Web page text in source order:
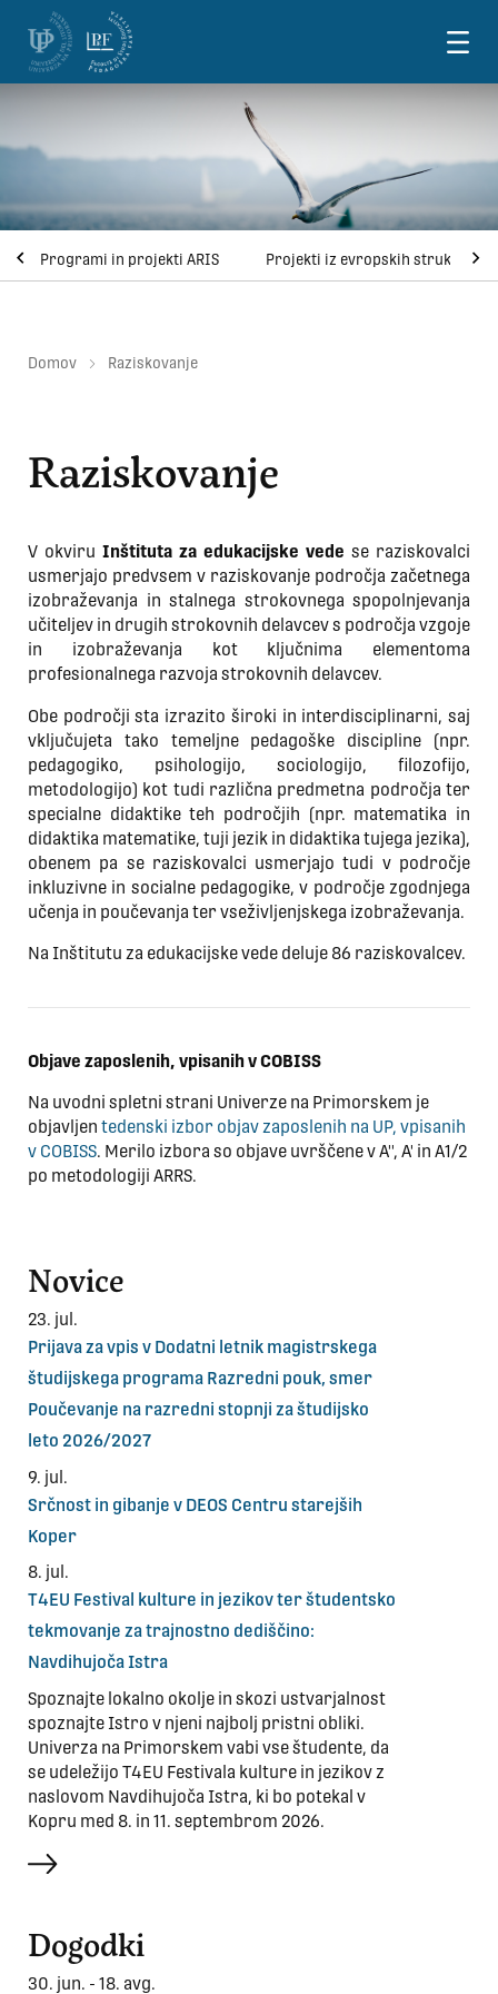
Skoči na vsebino
Programi in projekti ARIS Projekti iz evropskih strukturnih
Domov Raziskovanje
Raziskovanje
V okviru Inštituta za edukacijske vede se raziskovalci
usmerjajo predvsem v raziskovanje področja začetnega
izobraževanja in stalnega strokovnega spopolnjevanja
učiteljev in drugih strokovnih delavcev s področja vzgoje
in izobraževanja kot ključnima elementoma
profesionalnega razvoja strokovnih delavcev.
Obe področji sta izrazito široki in interdisciplinarni, saj
vključujeta tako temeljne pedagoške discipline (npr.
pedagogiko, psihologijo, sociologijo, filozofijo,
metodologijo) kot tudi različna predmetna področja ter
specialne didaktike teh področjih (npr. matematika in
didaktika matematike, tuji jezik in didaktika tujega jezika),
obenem pa se raziskovalci usmerjajo tudi v področje
inkluzivne in socialne pedagogike, v področje zgodnjega
učenja in poučevanja ter vseživljenjskega izobraževanja.
Na Inštitutu za edukacijske vede deluje 86 raziskovalcev.
Objave zaposlenih, vpisanih v COBISS
Na uvodni spletni strani Univerze na Primorskem je
objavljen tedenski izbor objav zaposlenih na UP, vpisanih
v COBISS. Merilo izbora so objave uvrščene v A'', A' in A1/2
po metodologiji ARRS.
Novice
23. jul.
Prijava za vpis v Dodatni letnik magistrskega
študijskega programa Razredni pouk, smer
Poučevanje na razredni stopnji za študijsko
leto 2026/2027
9. jul.
Srčnost in gibanje v DEOS Centru starejših
Koper
8. jul.
T4EU Festival kulture in jezikov ter študentsko
tekmovanje za trajnostno dediščino:
Navdihujoča Istra
Spoznajte lokalno okolje in skozi ustvarjalnost
spoznajte Istro v njeni najbolj pristni obliki.
Univerza na Primorskem vabi vse študente, da
se udeležijo T4EU Festivala kulture in jezikov z
naslovom Navdihujoča Istra, ki bo potekal v
Kopru med 8. in 11. septembrom 2026.
več
Dogodki
30. jun. - 18. avg.